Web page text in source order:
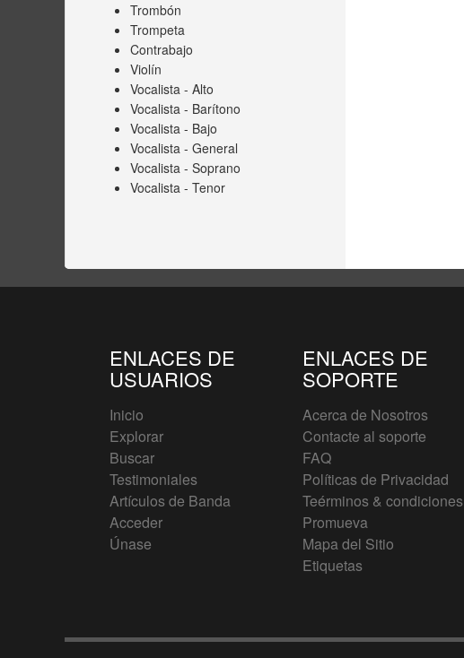
Trombón
Trompeta
Contrabajo
Violín
Vocalista - Alto
Vocalista - Barítono
Vocalista - Bajo
Vocalista - General
Vocalista - Soprano
Vocalista - Tenor
ENLACES DE
USUARIOS
Inicio
Explorar
Buscar
Testimoniales
Artículos de Banda
Acceder
Únase
ENLACES DE
SOPORTE
Acerca de Nosotros
Contacte al soporte
FAQ
Políticas de Privacidad
Teérminos & condiciones
Promueva
Mapa del Sitio
Etiquetas